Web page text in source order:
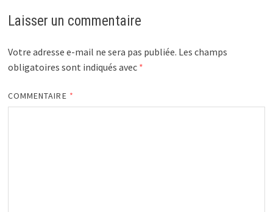
Laisser un commentaire
Votre adresse e-mail ne sera pas publiée. Les champs
obligatoires sont indiqués avec *
COMMENTAIRE *